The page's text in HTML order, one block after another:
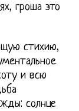
гроша это
стихию,
и всю
солнце